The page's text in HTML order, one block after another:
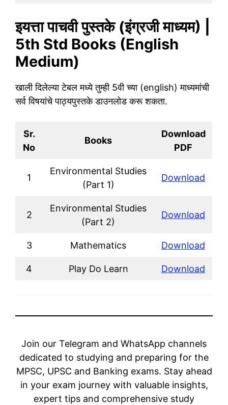
इयत्ता पाचवी पुस्तके (इंग्रजी माध्यम) |
5th Std Books (English
Medium)
खाली दिलेल्या टेबल मध्ये तुम्ही 5वी च्या (english) माध्यमांची
सर्व विषयांचे पाठ्यपुस्तके डाउनलोड करू शकता.
Sr.
No
Books
Download
PDF
1
Environmental Studies
(Part 1)
Download
2
Environmental Studies
(Part 2)
Download
3 Mathematics Download
4 Play Do Learn Download
Join our Telegram and WhatsApp channels
dedicated to studying and preparing for the
MPSC, UPSC and Banking exams. Stay ahead
in your exam journey with valuable insights,
expert tips and comprehensive study